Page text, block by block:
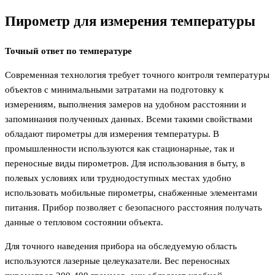
Пирометр для измерения температуры
Точный ответ по температуре
Современная технология требует точного контроля температуры
объектов с минимальными затратами на подготовку к
измерениям, выполнения замеров на удобном расстоянии и
запоминания полученных данных. Всеми такими свойствами
обладают пирометры для измерения температуры. В
промышленности используются как стационарные, так и
переносные виды пирометров. Для использования в быту, в
полевых условиях или труднодоступных местах удобно
использовать мобильные пирометры, снабженные элементами
питания. Прибор позволяет с безопасного расстояния получать
данные о тепловом состоянии объекта.
Для точного наведения прибора на обследуемую область
используются лазерные целеуказатели. Вес переносных